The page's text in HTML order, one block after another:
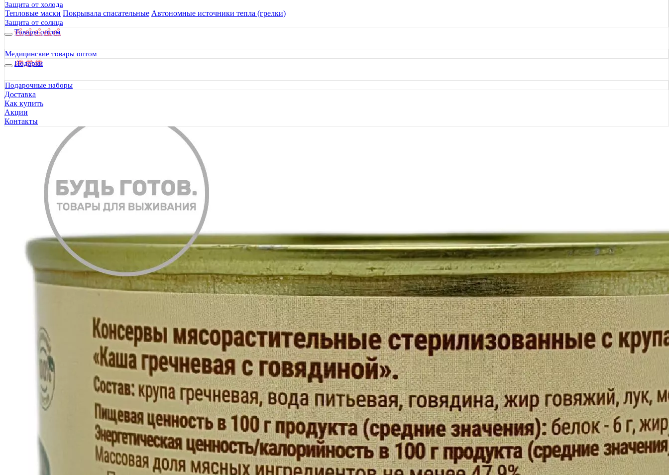
Защита от холода
Тепловые маски Покрывала спасательные Автономные источники тепла (грелки)
Защита от солнца
Товары оптом
Медицинские товары оптом
Подарки
Подарочные наборы
Доставка
Как купить
Акции
Контакты